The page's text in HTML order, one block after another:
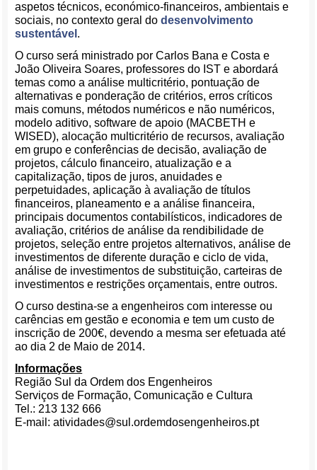
aspetos técnicos, económico-financeiros, ambientais e
sociais, no contexto geral dodesenvolvimento
sustentável .
O curso será ministrado por Carlos Bana e Costa e
João Oliveira Soares, professores do IST e abordará
temas como a análise multicritério, pontuação de
alternativas e ponderação de critérios, erros críticos
mais comuns, métodos numéricos e não numéricos,
modelo aditivo, software de apoio (MACBETH e
WISED), alocação multicritério de recursos, avaliação
em grupo e conferências de decisão, avaliação de
projetos, cálculo financeiro, atualização e a
capitalização, tipos de juros, anuidades e
perpetuidades, aplicação à avaliação de títulos
financeiros, planeamento e a análise financeira,
principais documentos contabilísticos, indicadores de
avaliação, critérios de análise da rendibilidade de
projetos, seleção entre projetos alternativos, análise de
investimentos de diferente duração e ciclo de vida,
análise de investimentos de substituição, carteiras de
investimentos e restrições orçamentais, entre outros.
O curso destina-se a engenheiros com interesse ou
carências em gestão e economia e tem um custo de
inscrição de 200€, devendo a mesma ser efetuada até
ao dia 2 de Maio de 2014.
Informações
Região Sul da Ordem dos Engenheiros
Serviços de Formação, Comunicação e Cultura
Tel.: 213 132 666
E-mail: atividades@sul.ordemdosengenheiros.pt